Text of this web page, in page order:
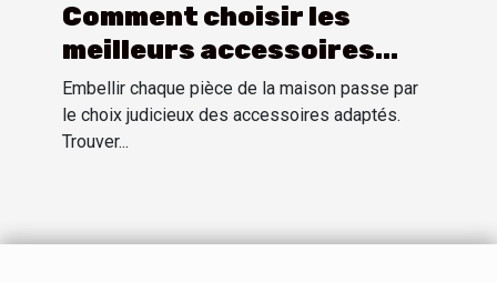
Comment choisir les
meilleurs accessoires
pour chaque pièce de la
maison
Embellir chaque pièce de la maison passe par
le choix judicieux des accessoires adaptés.
Trouver...